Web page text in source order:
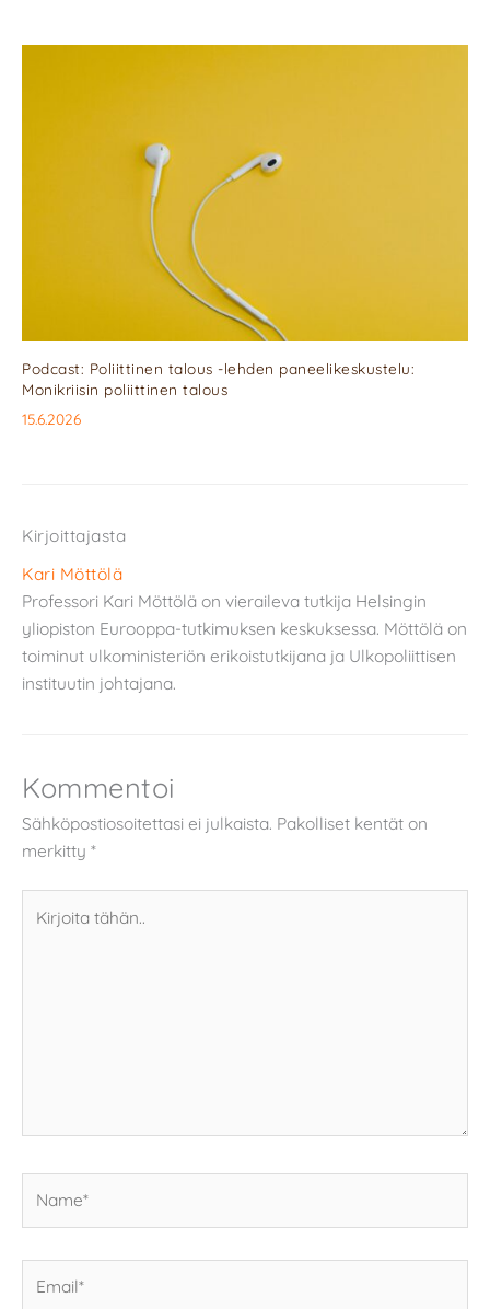
Podcast: Poliittinen talous -lehden paneelikeskustelu:
Monikriisin poliittinen talous
15.6.2026
Kirjoittajasta
Kari Möttölä
Professori Kari Möttölä on vieraileva tutkija Helsingin
yliopiston Eurooppa-tutkimuksen keskuksessa. Möttölä on
toiminut ulkoministeriön erikoistutkijana ja Ulkopoliittisen
instituutin johtajana.
Kommentoi
Sähköpostiosoitettasi ei julkaista. Pakolliset kentät on
merkitty *
tähän..